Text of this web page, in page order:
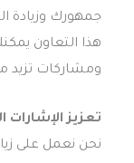
جمهورك وزيادة
هذا التعاون
ومشاركات تزيد
تعزيز الإشارات
نحن نعمل على